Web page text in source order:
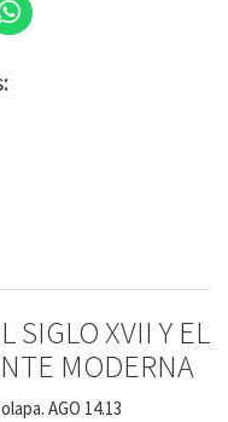
SIGLO XVII Y EL
MODERNA
AGO 14.13